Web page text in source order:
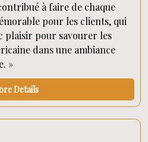
à faire de chaque
pour les clients, qui
plaisir pour savourer les
dans une ambiance
»
Details